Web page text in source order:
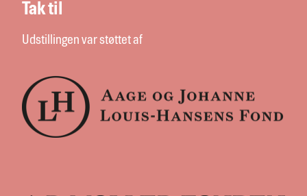
Tak til
Udstillingen var støttet af